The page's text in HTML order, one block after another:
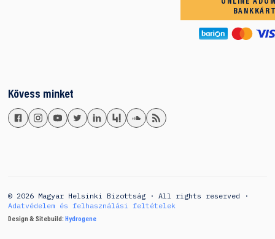
ONLINE
Kövess minket
© 2026 Magyar Helsinki Bizottság · All rights reserved ·
Adatvédelem és felhasználási feltételek
Design & Sitebuild: Hydrogene